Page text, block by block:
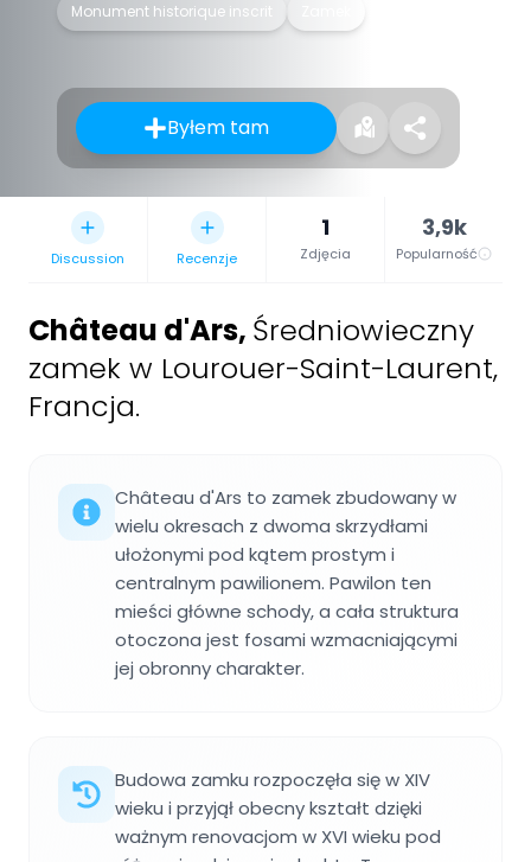
Monument historique inscrit
Byłem tam
Discussion Recenzje
1
Zdjęcia
3,9k
Popularność
Château d'Ars, Średniowieczny
zamek w Lourouer-Saint-Laurent,
Francja.
Château d'Ars to zamek zbudowany w
wielu okresach z dwoma skrzydłami
ułożonymi pod kątem prostym i
centralnym pawilionem. Pawilon ten
mieści główne schody, a cała struktura
otoczona jest fosami wzmacniającymi
jej obronny charakter.
Budowa zamku rozpoczęła się w XIV
wieku i przyjął obecny kształt dzięki
ważnym renovacjom w XVI wieku pod